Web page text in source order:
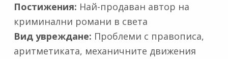
Постижения: Най-продаван автор на
криминални романи в света
Вид увреждане: Проблеми с правописа,
аритметиката, механичните движения